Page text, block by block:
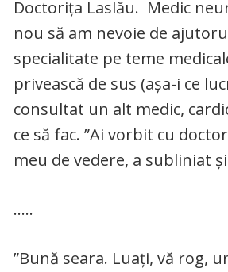
Doctorița Laslău. Medic
nou să am nevoie de
specialitate pe teme
privească de sus (așa-i ce
consultat un alt medic,
ce să fac. ”Ai vorbit cu
meu de vedere, a subliniat
…..
”Bună seara. Luați, vă rog,